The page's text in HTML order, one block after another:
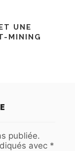
UNE
MINING
publiée.
avec *